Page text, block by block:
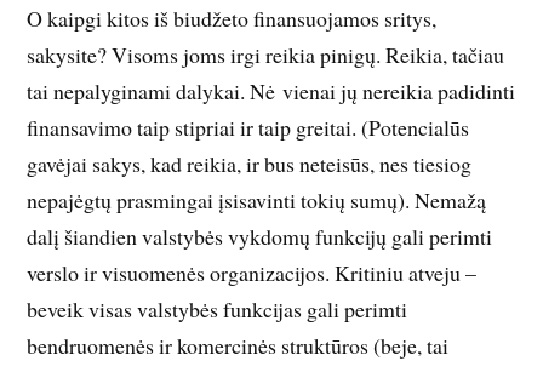
O kaipgi kitos iš biudžeto finansuojamos sritys,
sakysite? Visoms joms irgi reikia pinigų. Reikia, tačiau
tai nepalyginami dalykai. Nė vienai jų nereikia padidinti
finansavimo taip stipriai ir taip greitai. (Potencialūs
gavėjai sakys, kad reikia, ir bus neteisūs, nes tiesiog
nepajėgtų prasmingai įsisavinti tokių sumų). Nemažą
dalį šiandien valstybės vykdomų funkcijų gali perimti
verslo ir visuomenės organizacijos. Kritiniu atveju –
beveik visas valstybės funkcijas gali perimti
bendruomenės ir komercinės struktūros (beje, tai